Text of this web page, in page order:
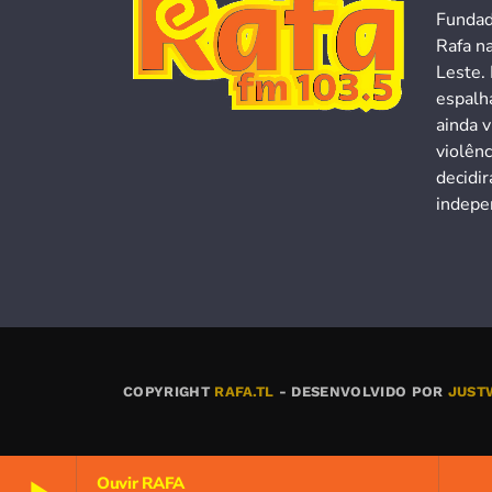
Ouvir RAFA
Rafa
Leste.
ainda
COPYRIGHT RAFA.TL - DESENVOLVIDO POR